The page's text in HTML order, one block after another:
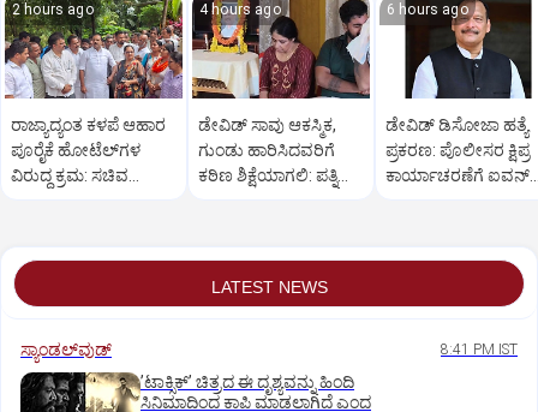
2 hours ago
ರಾಜ್ಯಾದ್ಯಂತ ಕಳಪೆ ಆಹಾರ
ಪೂರೈಕೆ ಹೋಟೆಲ್‌ಗಳ
ವಿರುದ್ಧ ಕ್ರಮ: ಸಚಿವ
4 hours ago
ಡೇವಿಡ್ ಸಾವು ಆಕಸ್ಮಿಕ,
ಗುಂಡು ಹಾರಿಸಿದವರಿಗೆ
ಕಠಿಣ ಶಿಕ್ಷೆಯಾಗಲಿ: ಪತ್ನಿ
6 hours ago
ಡೇವಿಡ್ ಡಿಸೋಜಾ ಹತ್ಯೆ
ಪ್ರಕರಣ: ಪೊಲೀಸರ ಕ್ಷಿಪ್ರ
ಕಾರ್ಯಾಚರಣೆಗೆ ಐವನ್
LATEST NEWS
ಸ್ಯಾಂಡಲ್‌ವುಡ್‌ 8:41 PM IST
ʼಟಾಕ್ಸಿಕ್‌ʼ ಚಿತ್ರದ ಈ ದೃಶ್ಯವನ್ನು ಹಿಂದಿ
ಸಿನಿಮಾದಿಂದ ಕಾಪಿ ಮಾಡಲಾಗಿದೆ ಎಂದ